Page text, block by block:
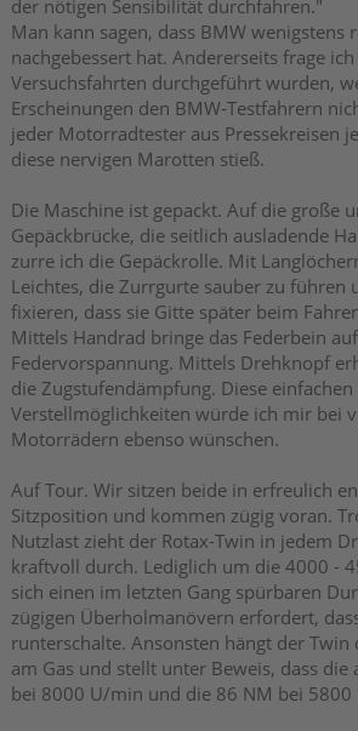
der nötigen Sensibilität durchfahren."
Man kann sagen, dass BMW wenigstens
nachgebessert hat. Andererseits frage
Versuchsfahrten durchgeführt wurden,
Erscheinungen den BMW-Testfahrern
jeder Motorradtester aus Pressekreisen
diese nervigen Marotten stieß.
Die Maschine ist gepackt. Auf die große
Gepäckbrücke, die seitlich ausladende
zurre ich die Gepäckrolle. Mit
Leichtes, die Zurrgurte sauber zu führen
fixieren, dass sie Gitte später beim
Mittels Handrad bringe das Federbein
Federvorspannung. Mittels Drehknopf
die Zugstufendämpfung. Diese einfachen
Verstellmöglichkeiten würde ich mir bei
Motorrädern ebenso wünschen.
Auf Tour. Wir sitzen beide in erfreulich
Sitzposition und kommen zügig voran.
Nutzlast zieht der Rotax-Twin in jedem
kraftvoll durch. Lediglich um die 4000 -
sich einen im letzten Gang spürbaren
zügigen Überholmanövern erfordert,
runterschalte. Ansonsten hängt der
am Gas und stellt unter Beweis, dass die
bei 8000 U/min und die 86 NM bei 5800